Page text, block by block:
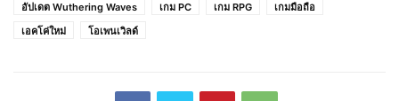
อัปเดต Wuthering Waves
เกม PC เกม RPG
เกมมือถือ
เอคโค่ใหม่
โอเพนเวิลด์